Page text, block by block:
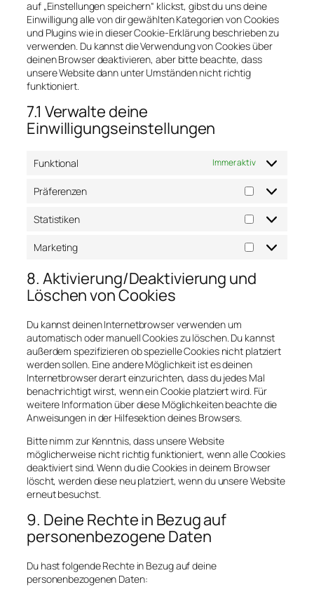
auf „Einstellungen speichern“ klickst, gibst du uns deine
Einwilligung alle von dir gewählten Kategorien von Cookies
und Plugins wie in dieser Cookie-Erklärung beschrieben zu
verwenden. Du kannst die Verwendung von Cookies über
deinen Browser deaktivieren, aber bitte beachte, dass
unsere Website dann unter Umständen nicht richtig
funktioniert.
7.1 Verwalte deine
Einwilligungseinstellungen
Funktional Immer aktiv
Präferenzen
Präferenzen
Statistiken
Statistiken
Marketing
Marketing
8. Aktivierung/Deaktivierung und
Löschen von Cookies
Du kannst deinen Internetbrowser verwenden um
automatisch oder manuell Cookies zu löschen. Du kannst
außerdem spezifizieren ob spezielle Cookies nicht platziert
werden sollen. Eine andere Möglichkeit ist es deinen
Internetbrowser derart einzurichten, dass du jedes Mal
benachrichtigt wirst, wenn ein Cookie platziert wird. Für
weitere Information über diese Möglichkeiten beachte die
Anweisungen in der Hilfesektion deines Browsers.
Bitte nimm zur Kenntnis, dass unsere Website
möglicherweise nicht richtig funktioniert, wenn alle Cookies
deaktiviert sind. Wenn du die Cookies in deinem Browser
löscht, werden diese neu platziert, wenn du unsere Website
erneut besuchst.
9. Deine Rechte in Bezug auf
personenbezogene Daten
Du hast folgende Rechte in Bezug auf deine
personenbezogenen Daten: